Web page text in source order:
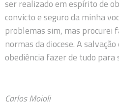
ser realizado em espírito de
convicto e seguro da minha
problemas sim, mas procurei
normas da diocese. A
obediência fazer de tudo para
Carlos Moioli